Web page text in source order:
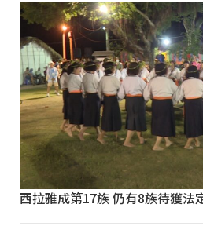
西拉雅成第17族 仍有8族待獲法